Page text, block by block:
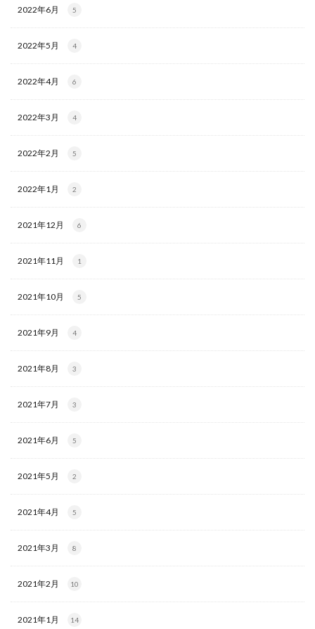
2022年6月 5
2022年5月 4
2022年4月 6
2022年3月 4
2022年2月 5
2022年1月 2
2021年12月 6
2021年11月 1
2021年10月 5
2021年9月 4
2021年8月 3
2021年7月 3
2021年6月 5
2021年5月 2
2021年4月 5
2021年3月 8
2021年2月 10
2021年1月 14